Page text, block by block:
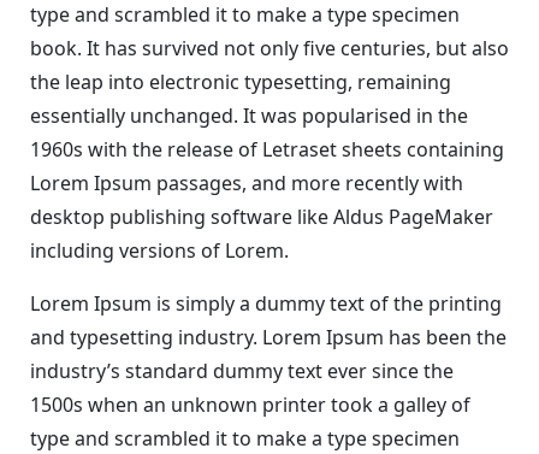
type and scrambled it to make a type specimen
book. It has survived not only five centuries, but also
the leap into electronic typesetting, remaining
essentially unchanged. It was popularised in the
1960s with the release of Letraset sheets containing
Lorem Ipsum passages, and more recently with
desktop publishing software like Aldus PageMaker
including versions of Lorem.
Lorem Ipsum is simply a dummy text of the printing
and typesetting industry. Lorem Ipsum has been the
industry’s standard dummy text ever since the
1500s when an unknown printer took a galley of
type and scrambled it to make a type specimen